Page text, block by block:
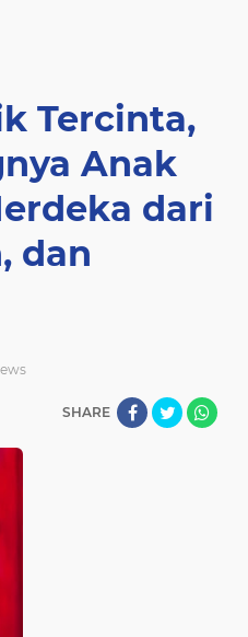
Tercinta,
Anak
dari
dan
SHARE